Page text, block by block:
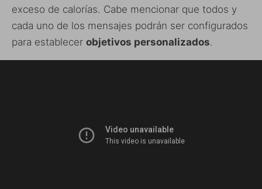
exceso de calorías. Cabe mencionar que todos y
cada uno de los mensajes podrán ser configurados
para establecer objetivos personalizados.